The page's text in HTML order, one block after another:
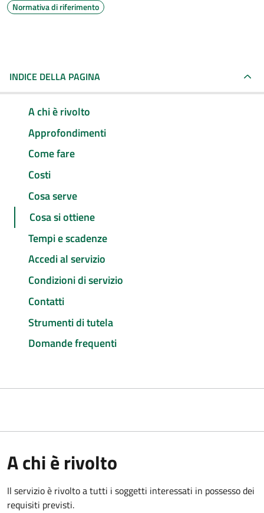
Normativa di riferimento
INDICE DELLA PAGINA
A chi è rivolto
Approfondimenti
Come fare
Costi
Cosa serve
Cosa si ottiene
Tempi e scadenze
Accedi al servizio
Condizioni di servizio
Contatti
Strumenti di tutela
Domande frequenti
A chi è rivolto
Il servizio è rivolto a tutti i soggetti interessati in possesso dei
requisiti previsti.